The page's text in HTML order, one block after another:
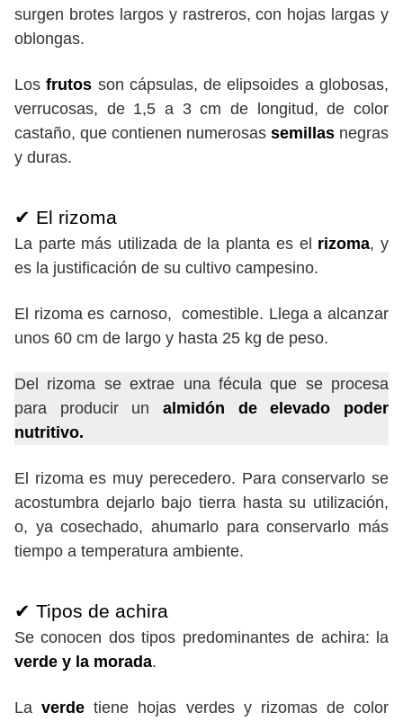
surgen brotes largos y rastreros, con hojas largas y
oblongas.
Losfrutos son cápsulas, de elipsoides a globosas,
verrucosas, de 1,5 a 3 cm de longitud, de color
castaño, que contienen numerosas semillas negras
y duras.
✔ El rizoma
La parte más utilizada de la planta es el rizoma, y
es la justificación de su cultivo campesino.
El rizoma es carnoso, comestible. Llega a alcanzar
unos 60 cm de largo y hasta 25 kg de peso.
Del rizoma se extrae una fécula que se procesa
para producir un almidón de elevado poder
nutritivo.
El rizoma es muy perecedero. Para conservarlo se
acostumbra dejarlo bajo tierra hasta su utilización,
o, ya cosechado, ahumarlo para conservarlo más
tiempo a temperatura ambiente.
✔ Tipos de achira
Se conocen dos tipos predominantes de achira: la
verde y la morada.
Laverdetiene hojas verdes y rizomas de color